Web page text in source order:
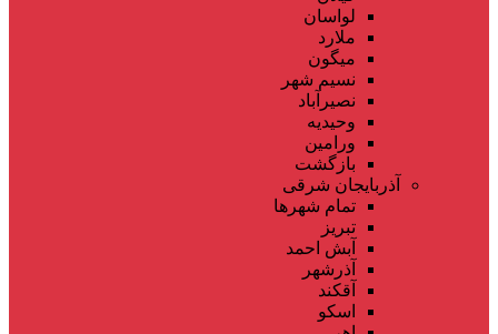
لواسان
ملارد
میگون
نسیم شهر
نصیرآباد
وحیدیه
ورامین
بازگشت
آذربایجان شرقی
تمام شهر‌ها
تبریز
آبش احمد
آذرشهر
آقکند
اسکو